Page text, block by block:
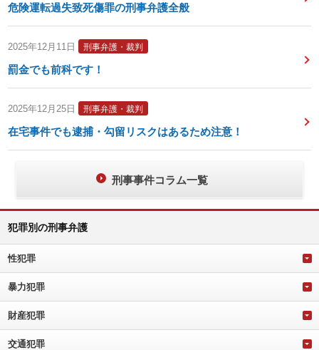
危険運転過失致死傷罪の刑事弁護全般
2025年12月11日 刑事弁護・裁判
罰金でも前科です！
2025年12月25日 刑事弁護・裁判
在宅事件でも逮捕・勾留リスクはあるため注意！
刑事事件コラム一覧
犯罪別の刑事弁護
性犯罪
暴力犯罪
財産犯罪
交通犯罪